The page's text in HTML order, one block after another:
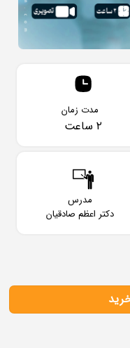
مدت زمان
۲ ساعت
مدرس
دکتر اعظم صادقیان